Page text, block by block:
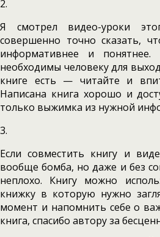
2.
Я смотрел видео-уроки
совершенно точно сказать,
информативнее и понятнее.
необходимы человеку для
книге есть — читайте и
Написана книга хорошо и
только выжимка из нужной
3.
Если совместить книгу и
вообще бомба, но даже и без
неплохо. Книгу можно
книжку в которую нужно
момент и напомнить себе о
книга, спасибо автору за